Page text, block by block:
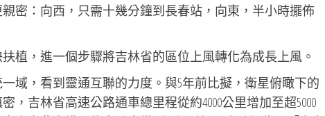
密：向西，只需十幾分鐘到長春站，向東，半小時擺佈
植，進一個步驟將吉林省的區位上風轉化為成長上風。
域，看到靈通互聯的力度。與5年前比擬，衛星俯瞰下的
吉林省高速公路通車總里程從約4000公里增加至超5000